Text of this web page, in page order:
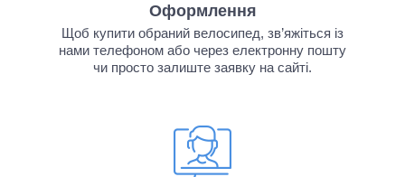
Оформлення
Щоб купити обраний велосипед, зв’яжіться із
нами телефоном або через електронну пошту
чи просто залиште заявку на сайті.